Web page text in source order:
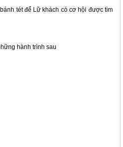
tét để Lữ khách có cơ hội được tìm
hành trình sau